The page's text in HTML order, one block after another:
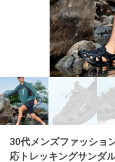
30代メンズファッショ
応トレッキングサンダ